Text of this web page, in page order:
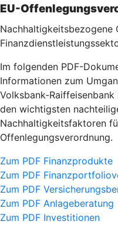
EU-
Nachhaltigkeitsbezogene
Im folgenden PDF-
Informationen zum
Volksbank-
den wichtigsten
Nachhaltigkeitsfaktoren
Offenlegungsverordnung.
Zum PDF Finanzprodukte
Zum PDF
Zum PDF
Zum PDF Anlageberatung
Zum PDF Investitionen